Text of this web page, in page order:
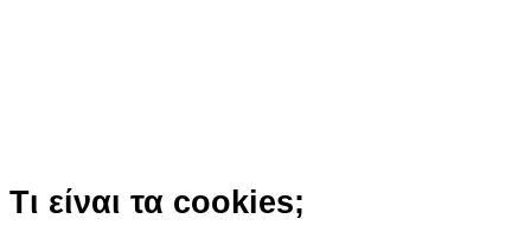
Τι είναι τα cookies;